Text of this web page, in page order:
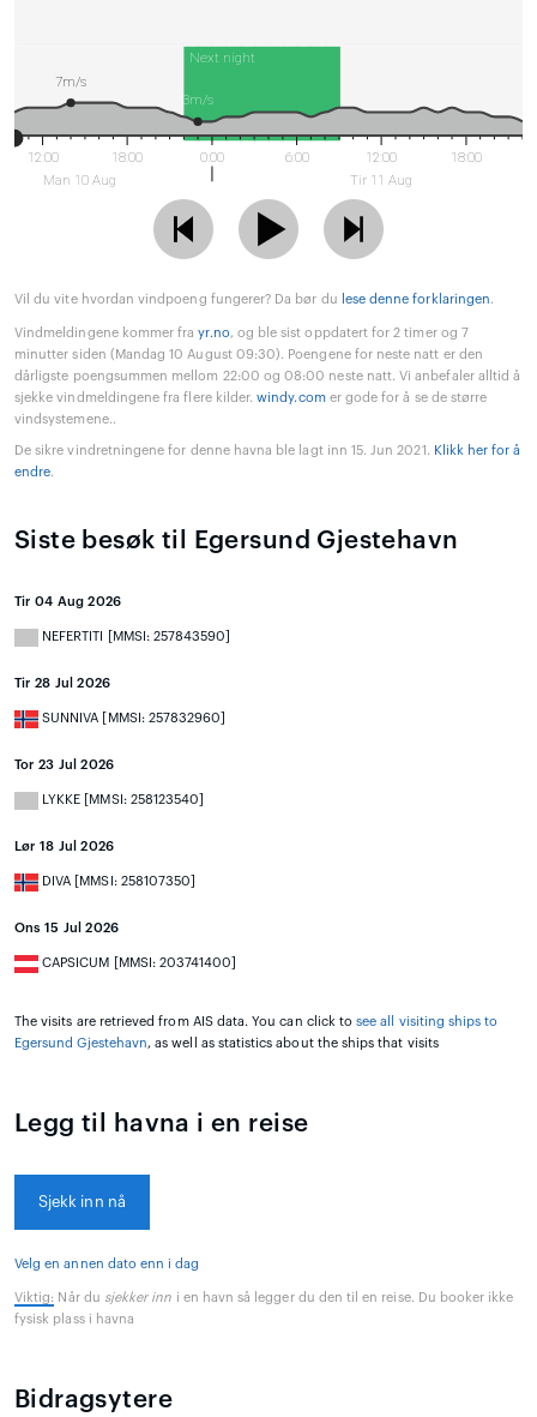
Next night
12:00
Man 10 Aug
18:00 0:00 6:00
12:00
Tir 11 Aug
18:00
7m/s
3m/s
Vil du vite hvordan vindpoeng fungerer? Da bør du lese denne forklaringen.
Vindmeldingene kommer frayr.no, og ble sist oppdatert for 2 timer og 7
minutter siden (Mandag 10 August 09:30). Poengene for neste natt er den
dårligste poengsummen mellom 22:00 og 08:00 neste natt. Vi anbefaler alltid å
sjekke vindmeldingene fra flere kilder.windy.comer gode for å se de større
vindsystemene..
De sikre vindretningene for denne havna ble lagt inn 15. Jun 2021. Klikk her for å
endre.
Siste besøk til Egersund Gjestehavn
Tir 04 Aug 2026
NEFERTITI [MMSI: 257843590]
Tir 28 Jul 2026
SUNNIVA [MMSI: 257832960]
Tor 23 Jul 2026
LYKKE [MMSI: 258123540]
Lør 18 Jul 2026
DIVA [MMSI: 258107350]
Ons 15 Jul 2026
CAPSICUM [MMSI: 203741400]
The visits are retrieved from AIS data. You can click tosee all visiting ships to
Egersund Gjestehavn, as well as statistics about the ships that visits
Legg til havna i en reise
Sjekk inn nå
Velg en annen dato enn i dag
Viktig: Når du sjekker inn i en havn så legger du den til en reise. Du booker ikke
fysisk plass i havna
Bidragsytere